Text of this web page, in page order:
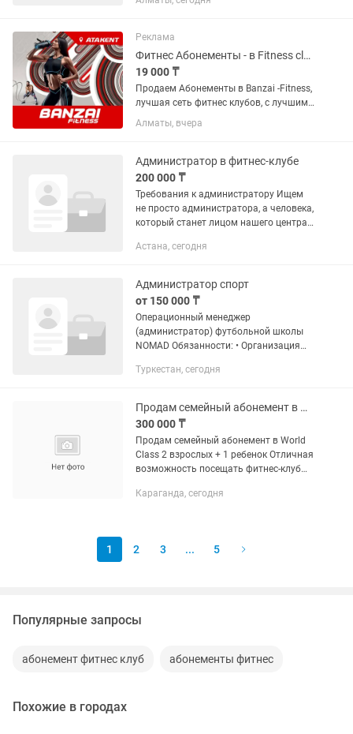
будет входить: Консультирование
препаратам. Продажа лекарственных...
Реклама
Фитнес Абонементы - в Fitness club Banzai (Atakent). Продаем срочно!
19 000 ₸
Продаем Абонементы в Banzai -Fitness,
лучшая сеть фитнес клубов, с лучшими
в городе инструкторами и самыми
адекватными ценами в городе.
Все подробности по телефону,...
Алматы, вчера
Администратор в фитнес-клубе
200 000 ₸
Требования к администратору Ищем
не просто администратора, а человека,
который станет лицом нашего центра.
энергичная, умеет оперативно решать
Астана, сегодня
Администратор спорт
от 150 000 ₸
Операционный менеджер
(администратор) футбольной школы
NOMAD Обязанности: • Организация
и детей. • Организация пробных
Туркестан, сегодня
Продам семейный абонемент в World Class 2 взрослых 1 ребенок
300 000 ₸
Продам семейный абонемент в World
Class 2 взрослых + 1 ребенок Отличная
возможность посещать фитнес-клуб
выгодной цене! Продаем пакет из 3
Караганда, сегодня
1 2 3 ... 5
Популярные запросы
абонемент фитнес клуб абонементы фитнес
Похожие в городах